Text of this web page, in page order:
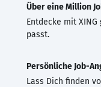
Über eine Million
Entdecke mit
passt.
Persönliche Job-
Lass Dich finden